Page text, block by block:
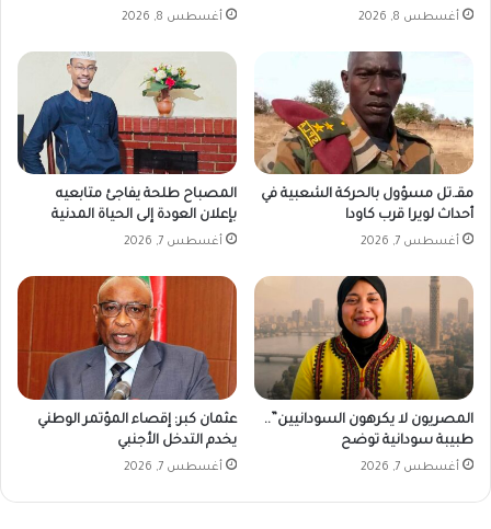
أغسطس 8, 2026 أغسطس 8, 2026
مقـ.تل مسؤول بالحركة الشعبية في
أحداث لويرا قرب كاودا
أغسطس 7, 2026
المصباح طلحة يفاجئ متابعيه
بإعلان العودة إلى الحياة المدنية
أغسطس 7, 2026
المصريون لا يكرهون السودانيين”..
طبيبة سودانية توضح
أغسطس 7, 2026
عثمان كبر: إقصاء المؤتمر الوطني
يخدم التدخل الأجنبي
أغسطس 7, 2026